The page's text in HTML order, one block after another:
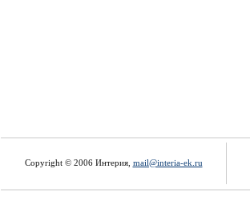
Copyright © 2006 Интерия, mail@interia-ek.ru